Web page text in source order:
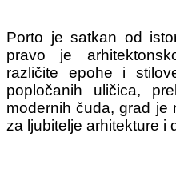
Porto je satkan od
pravo je
različite epohe i
popločanih uličica,
modernih čuda, grad je
za ljubitelje arhitekture i